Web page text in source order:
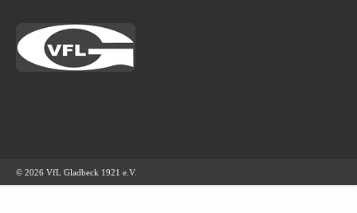
© 2026 VfL Gladbeck 1921 e.V.